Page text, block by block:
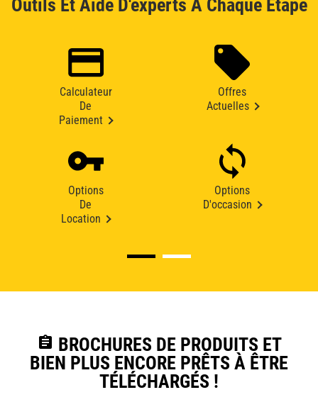
Outils Et Aide D'experts À Chaque Étape
Calculateur
De
Paiement
Offres
Actuelles
Options
De
Location
Options
D'occasion
assignment BROCHURES DE PRODUITS ET
BIEN PLUS ENCORE PRÊTS À ÊTRE
TÉLÉCHARGÉS !